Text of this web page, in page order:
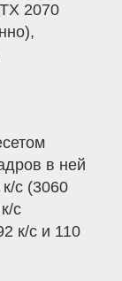
2070
в ней
с (3060
с
к/с и 110